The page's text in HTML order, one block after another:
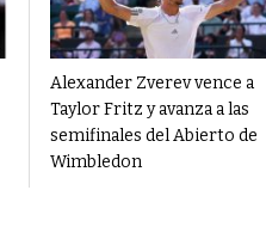
Alexander Zverev vence a
Taylor Fritz y avanza a las
semifinales del Abierto de
Wimbledon